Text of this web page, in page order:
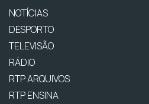
NOTÍCIAS
DESPORTO
TELEVISÃO
RÁDIO
RTP ARQUIVOS
RTP ENSINA